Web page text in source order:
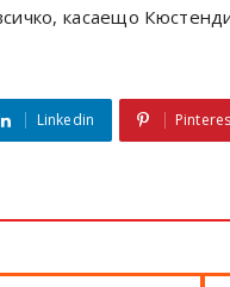
касаещо
Linkedin